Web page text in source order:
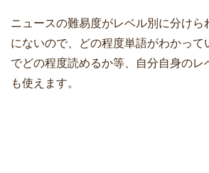
ニュースの難易度がレベル別に分けら
にないので、どの程度単語がわかって
でどの程度読めるか等、自分自身のレ
も使えます。